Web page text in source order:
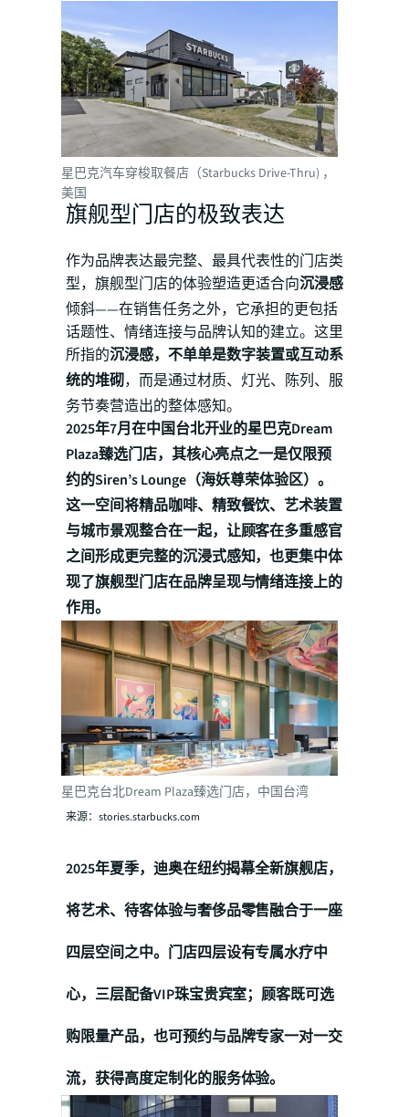
星巴克汽车穿梭取餐店（Starbucks Drive-Thru) ，
美国
旗舰型门店的极致表达
作为品牌表达最完整、最具代表性的门店类
型，旗舰型门店的体验塑造更适合向沉浸感
倾斜——在销售任务之外，它承担的更包括
话题性、情绪连接与品牌认知的建立。这里
所指的沉浸感，不单单是数字装置或互动系
统的堆砌，而是通过材质、灯光、陈列、服
务节奏营造出的整体感知。
2025年7月在中国台北开业的星巴克Dream
Plaza臻选门店，其核心亮点之一是仅限预
约的Siren’s Lounge（海妖尊荣体验区）。
这一空间将精品咖啡、精致餐饮、艺术装置
与城市景观整合在一起，让顾客在多重感官
之间形成更完整的沉浸式感知，也更集中体
现了旗舰型门店在品牌呈现与情绪连接上的
作用。
星巴克台北Dream Plaza臻选门店，中国台湾
来源：stories.starbucks.com
2025年夏季，迪奥在纽约揭幕全新旗舰店，
将艺术、待客体验与奢侈品零售融合于一座
四层空间之中。门店四层设有专属水疗中
心，三层配备VIP珠宝贵宾室；顾客既可选
购限量产品，也可预约与品牌专家一对一交
流，获得高度定制化的服务体验。